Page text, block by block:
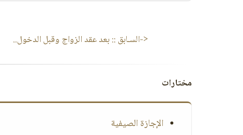
<-السـابق :: بعد عقد الزواج وقبل الدخول..
مختارات
الإجازة الصيفية